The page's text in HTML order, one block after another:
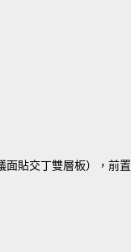
貼交丁雙層板），前置